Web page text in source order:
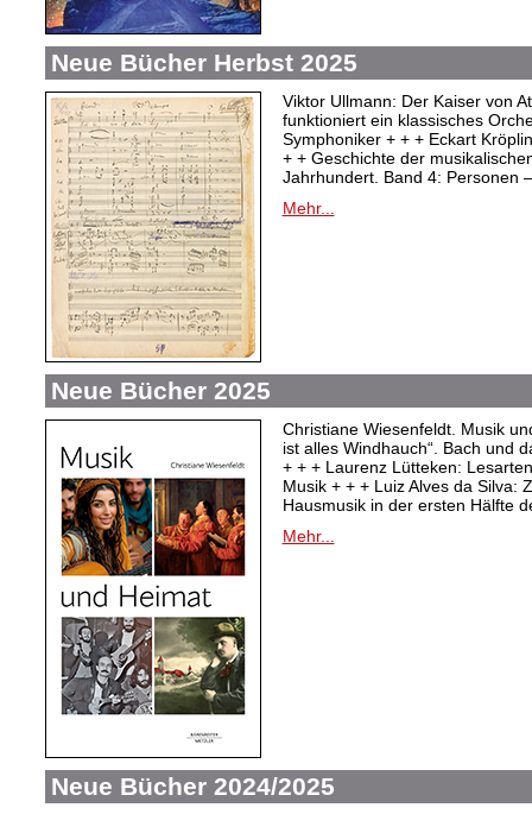
Neue Bücher Herbst 2025
Viktor Ullmann: Der Kaiser von
funktioniert ein klassisches
Symphoniker + + + Eckart
+ + Geschichte der
Jahrhundert. Band 4: Personen
Mehr...
Neue Bücher 2025
Christiane Wiesenfeldt. Musik
ist alles Windhauch“. Bach und
+ + + Laurenz Lütteken:
Musik + + + Luiz Alves da Silva:
Hausmusik in der ersten Hälfte
Mehr...
Neue Bücher 2024/2025